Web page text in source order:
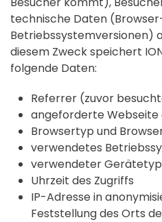
technische Daten
Betriebssystemversionen)
diesem Zweck speichert
folgende Daten:
Referrer (zuvor
angeforderte Webseite
Browsertyp und
verwendetes
verwendeter Gerätetyp
Uhrzeit des Zugriffs
IP-Adresse in
Feststellung des Orts